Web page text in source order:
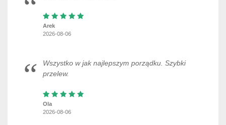
Arek
2026-08-06
Wszystko w jak najlepszym porządku. Szybki
przelew.
Ola
2026-08-06